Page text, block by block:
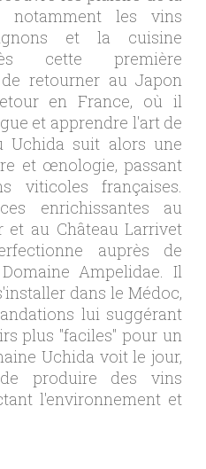
notamment les vins
et la cuisine
cette première
retourner au Japon
en France, où il
et apprendre l'art de
Uchida suit alors une
et œnologie, passant
viticoles françaises.
enrichissantes au
et au Château Larrivet
auprès de
Ampelidae. Il
dans le Médoc,
lui suggérant
plus "faciles" pour un
Uchida voit le jour,
produire des vins
l'environnement et